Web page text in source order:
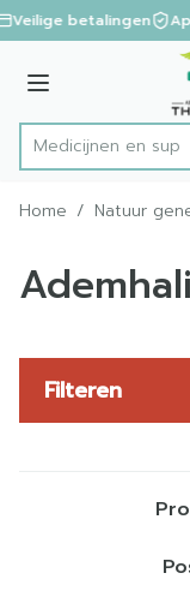
Ga naar de inhoud
1 van 1
Veilige betalingen
Menu
Product, merk,
Home / Natuur
Filteren